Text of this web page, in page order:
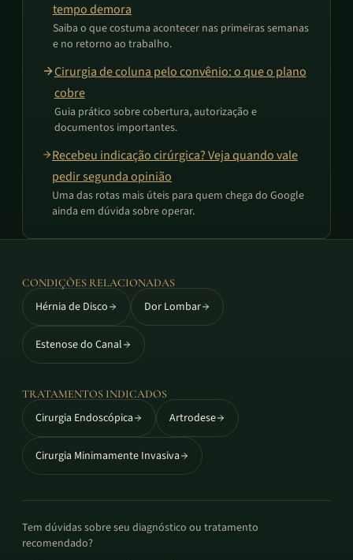
tempo demora
Saiba o que costuma acontecer nas primeiras semanas
e no retorno ao trabalho.
Cirurgia de coluna pelo convênio: o que o plano
cobre
Guia prático sobre cobertura, autorização e
documentos importantes.
Recebeu indicação cirúrgica? Veja quando vale
pedir segunda opinião
Uma das rotas mais úteis para quem chega do Google
ainda em dúvida sobre operar.
CONDIÇÕES RELACIONADAS
Hérnia de Disco Dor Lombar
Estenose do Canal
TRATAMENTOS INDICADOS
Cirurgia Endoscópica Artrodese
Cirurgia Minimamente Invasiva
Tem dúvidas sobre seu diagnóstico ou tratamento
recomendado?